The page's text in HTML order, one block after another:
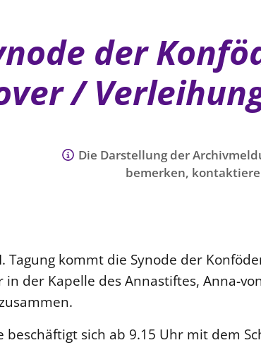
der
/
Die Darstellung der
bemerken,
Tagung kommt die Synode der
in der Kapelle des Annastiftes, Anna-
beschäftigt sich ab 9.15 Uhr mit dem